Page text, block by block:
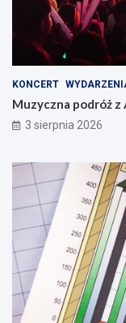
KONCERT
Muzyczna podróż z
3 sierpnia 2026